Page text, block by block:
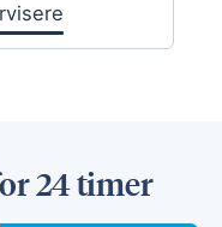
24 timer